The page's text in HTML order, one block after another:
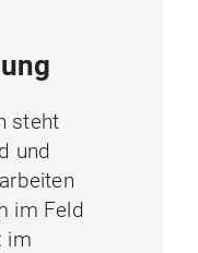
steht
und
im Feld
im